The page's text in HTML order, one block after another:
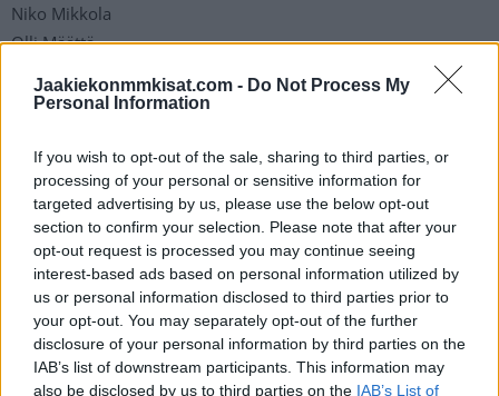
Jaakiekonmmkisat.com - Do Not Process My
Personal Information
If you wish to opt-out of the sale, sharing to third parties, or
processing of your personal or sensitive information for
targeted advertising by us, please use the below opt-out
section to confirm your selection. Please note that after your
opt-out request is processed you may continue seeing
interest-based ads based on personal information utilized by
us or personal information disclosed to third parties prior to
your opt-out. You may separately opt-out of the further
disclosure of your personal information by third parties on the
IAB’s list of downstream participants. This information may
also be disclosed by us to third parties on the IAB’s List of
Niko Mikkola
Olli Määttä
Juuso Riikola
Sami Vatanen
Juuso Välimäki
Hyökkääjät
Sebastian Aho
Joel Armia
Aleksander Barkov
Joonas Donskoi